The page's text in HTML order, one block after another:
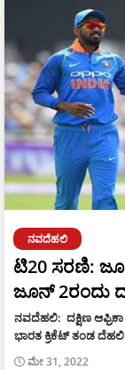
ನವದೆಹಲಿ
ಟಿ20 ಸರಣಿ:
ಜೂನ್ 2ರಂದು
ನವದೆಹಲಿ: ದಕ್ಷಿಣ
ಭಾರತ ಕ್ರಿಕೆಟ್ ತಂಡ
ಮೇ 31, 2022